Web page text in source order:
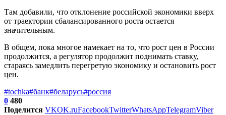
Там добавили, что отклонение российской экономики вверх
от траектории сбалансированного роста остается
значительным.
В общем, пока многое намекает на то, что рост цен в России
продолжится, а регулятор продолжит поднимать ставку,
стараясь замедлить перегретую экономику и остановить рост
цен.
#tochka#банк#беларусь#россия
0 480
Поделится VKOK.ruFacebookTwitterWhatsAppTelegramViber